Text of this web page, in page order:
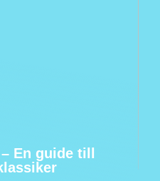
En guide till